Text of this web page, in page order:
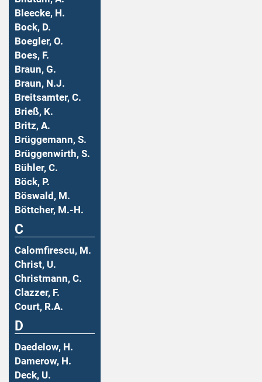
Bleecke, H.
Bock, D.
Boegler, O.
Boes, F.
Braun, G.
Braun, N.J.
Breitsamter, C.
Brieß, K.
Britz, A.
Brüggemann, S.
Brüggenwirth, S.
Bühler, C.
Böck, P.
Böswald, M.
Böttcher, M.-H.
C
Calomfirescu, M.
Christ, U.
Christmann, C.
Clazzer, F.
Court, R.A.
D
Daedelow, H.
Damerow, H.
Deck, U.